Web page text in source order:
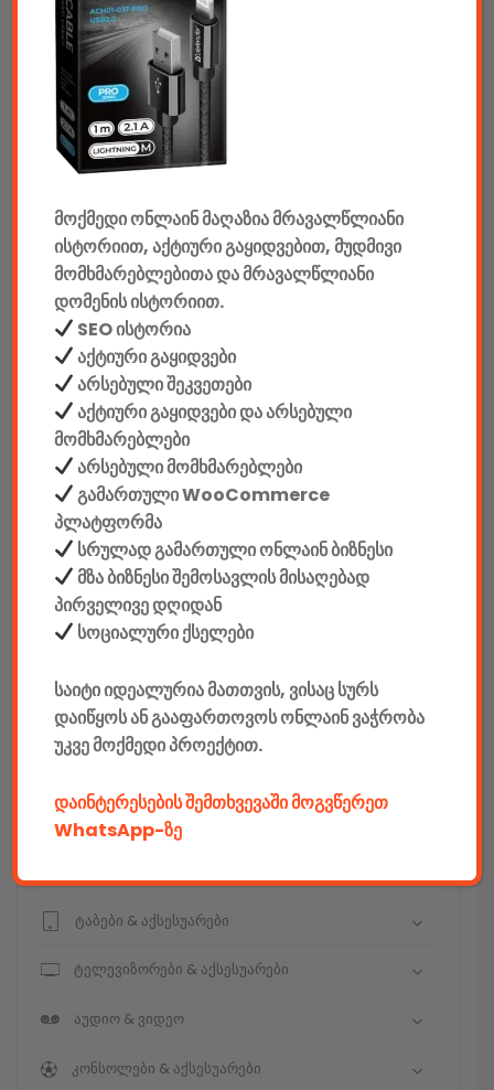
ტელევიზორები & აქსესუარები
აუდიო & ვიდეო
კონსოლები & აქსესუარები
ელემენტები
აკკუმულატორები
კაბელები & დამტენები
დისკები
ჩანთები
სეიფები
კონსტრუქტორები
კომპიუტერები & აქსესუარები
კამერები & აქსესუარები
ტაბები & აქსესუარები
ტელევიზორები & აქსესუარები
აუდიო & ვიდეო
კონსოლები & აქსესუარები
მოქმედი ონლაინ მაღაზია მრავალწლიანი
ისტორიით, აქტიური გაყიდვებით, მუდმივი
მომხმარებლებითა და მრავალწლიანი
დომენის ისტორიით.
SEO ისტორია
აქტიური გაყიდვები
არსებული შეკვეთები
აქტიური გაყიდვები და არსებული
მომხმარებლები
არსებული მომხმარებლები
გამართული WooCommerce
პლატფორმა
სრულად გამართული ონლაინ ბიზნესი
მზა ბიზნესი შემოსავლის მისაღებად
პირველივე დღიდან
სოციალური ქსელები
საიტი იდეალურია მათთვის, ვისაც სურს
დაიწყოს ან გააფართოვოს ონლაინ ვაჭრობა
უკვე მოქმედი პროექტით.
დაინტერესების შემთხვევაში მოგვწერეთ
WhatsApp-ზე